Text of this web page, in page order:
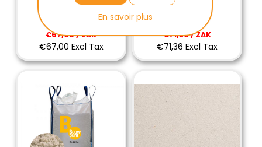
€67,00 / ZAK
€67,00 Excl Tax
€71,36 / ZAK
€71,36 Excl Tax
En savoir plus